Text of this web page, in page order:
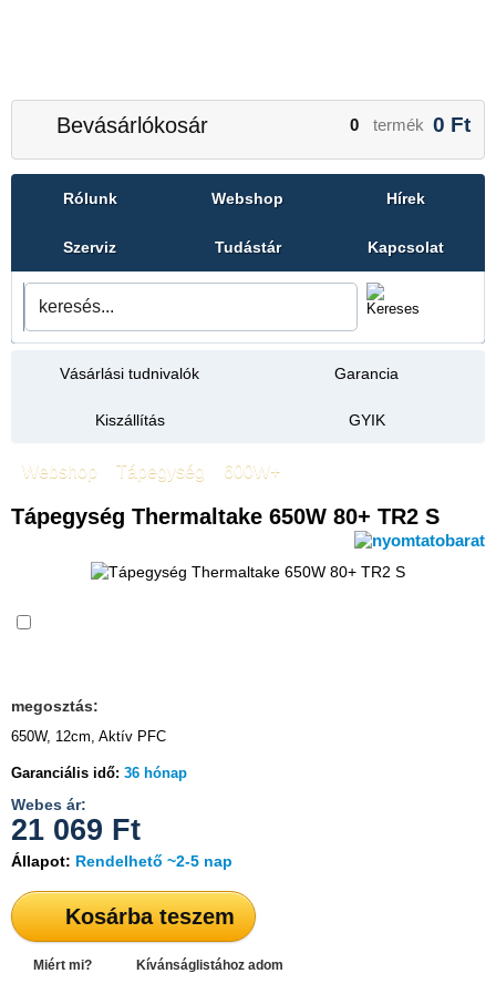
Bevásárlókosár 0 termék 0 Ft
Rólunk Webshop Hírek
Szerviz Tudástár Kapcsolat
Vásárlási tudnivalók Garancia
Kiszállítás GYIK
Webshop Tápegység 600W+
Tápegység Thermaltake 650W 80+ TR2 S
megosztás:
650W, 12cm, Aktív PFC
Garanciális idő: 36 hónap
Webes ár:
21 069 Ft
Állapot: Rendelhető ~2-5 nap
Kosárba teszem
Miért mi? Kívánságlistához adom